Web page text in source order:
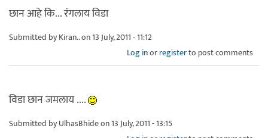
छान आहे कि... रंगलाय विडा
Submitted byKiran..on 13 July, 2011 - 11:12
Log inorregisterto post comments
विडा छान जमलाय ....
Submitted byUlhasBhideon 13 July, 2011 - 13:15